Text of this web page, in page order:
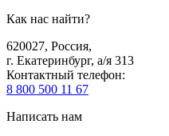
Как нас найти?
620027, Россия,
г. Екатеринбург, а/я 313
Контактный телефон:
8 800 500 11 67
Написать нам